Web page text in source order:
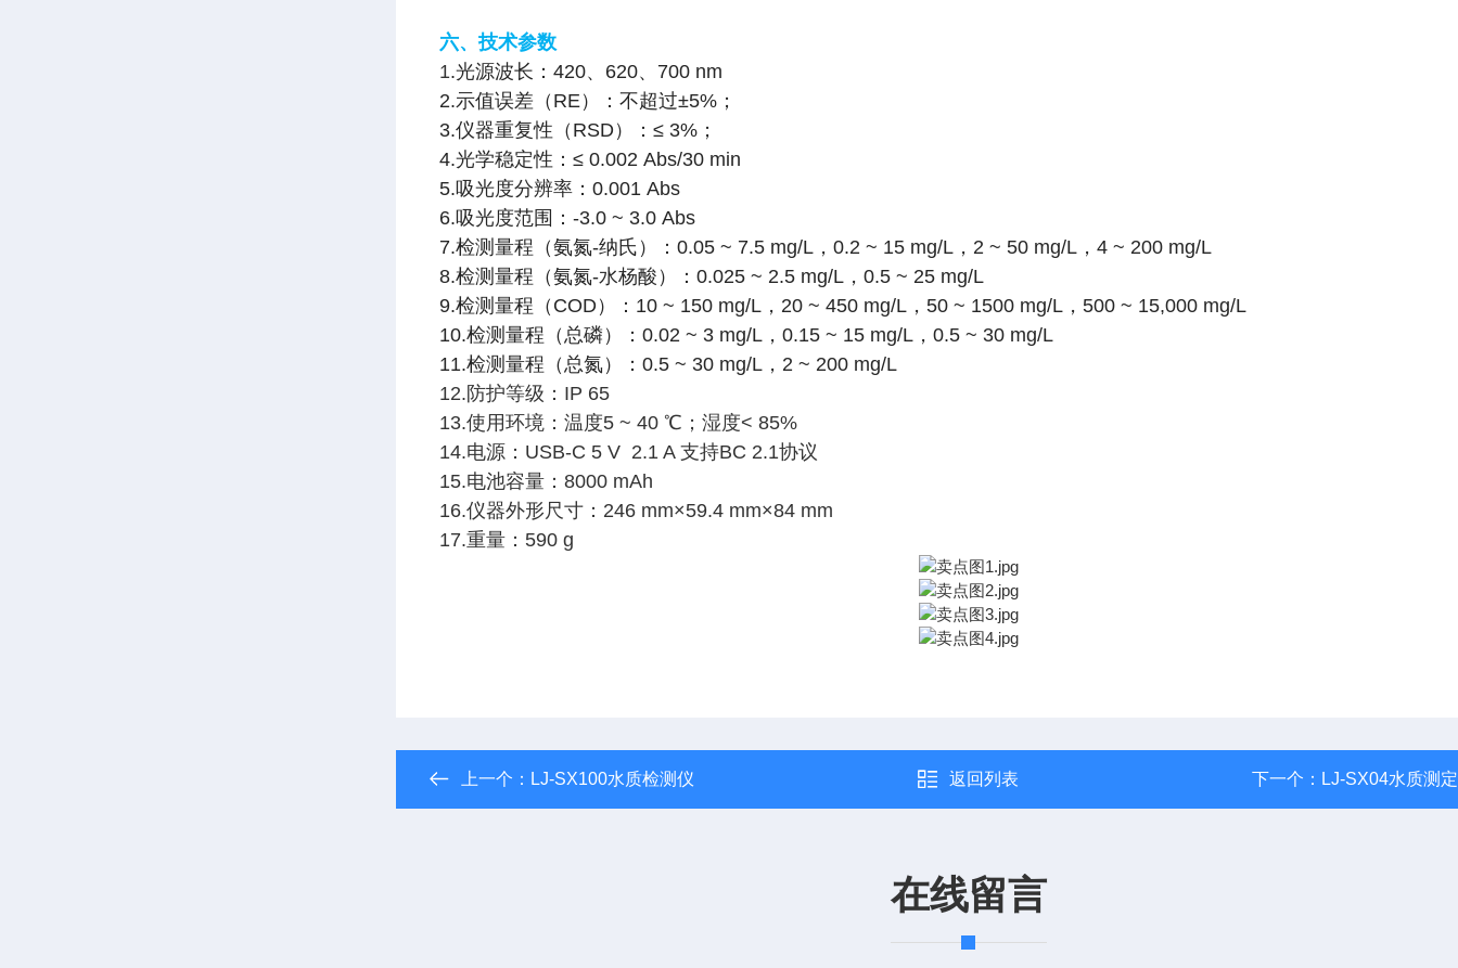
六、技术参数
1.光源波长：420、620、700 nm
2.示值误差（RE）：不超过±5%；
3.仪器重复性（RSD）：≤ 3%；
4.光学稳定性：≤ 0.002 Abs/30 min
5.吸光度分辨率：0.001 Abs
6.吸光度范围：-3.0 ~ 3.0 Abs
7.检测量程（氨氮-纳氏）：0.05 ~ 7.5 mg/L，0.2 ~ 15 mg/L，2 ~ 50 mg/L，4 ~ 200 mg/L
8.检测量程（氨氮-水杨酸）：0.025 ~ 2.5 mg/L，0.5 ~ 25 mg/L
9.检测量程（COD）：10 ~ 150 mg/L，20 ~ 450 mg/L，50 ~ 1500 mg/L，500 ~ 15,000 mg/L
10.检测量程（总磷）：0.02 ~ 3 mg/L，0.15 ~ 15 mg/L，0.5 ~ 30 mg/L
11.检测量程（总氮）：0.5 ~ 30 mg/L，2 ~ 200 mg/L
12.防护等级：IP 65
13.使用环境：温度5 ~ 40 ℃；湿度< 85%
14.电源：USB-C 5 V 2.1 A 支持BC 2.1协议
15.电池容量：8000 mAh
16.仪器外形尺寸：246 mm×59.4 mm×84 mm
17.重量：590 g
上一个： LJ-SX100水质检测仪 返回列表 下一个： LJ-SX04水质测
在线留言